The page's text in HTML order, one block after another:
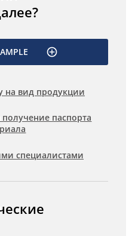
на вид продукции
получение паспорта
специалистами